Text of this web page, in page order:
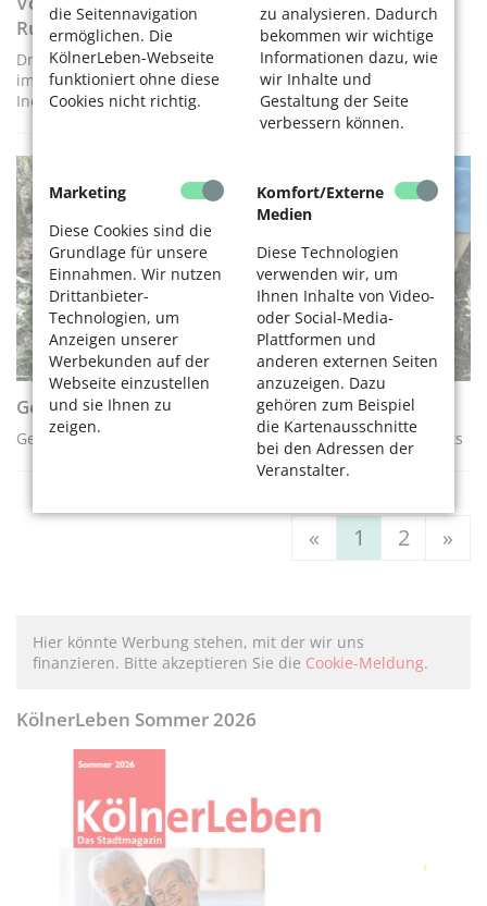
die Seitennavigation
ermöglichen. Die
KölnerLeben-Webseite
funktioniert ohne diese
Cookies nicht richtig.
zu analysieren. Dadurch
bekommen wir wichtige
Informationen dazu, wie
wir Inhalte und
Gestaltung der Seite
verbessern können.
Marketing
Diese Cookies sind die
Grundlage für unsere
Einnahmen. Wir nutzen
Drittanbieter-
Technologien, um
Anzeigen unserer
Werbekunden auf der
Webseite einzustellen
und sie Ihnen zu
zeigen.
Komfort/Externe
Medien
Diese Technologien
verwenden wir, um
Ihnen Inhalte von Video-
oder Social-Media-
Plattformen und
anderen externen Seiten
anzuzeigen. Dazu
gehören zum Beispiel
die Kartenausschnitte
bei den Adressen der
Veranstalter.
Ruhrtalradweg
Drei Tage auf dem Rad: die Ruhr entlang bis zu ihrer Quelle
im Rothaargebirge. Die perfekte Route für alle, die
Industriekultur und Natur verbinden wollen
AKTIV WERDEN
Geocaching in Köln – Vom Jagdfieber gepackt
Geocaching nennt sich die Schatzsuche des 21. Jahrhunderts
« 1 2 »
Hier könnte Werbung stehen, mit der wir uns
finanzieren. Bitte akzeptieren Sie die Cookie-Meldung.
KölnerLeben Sommer 2026